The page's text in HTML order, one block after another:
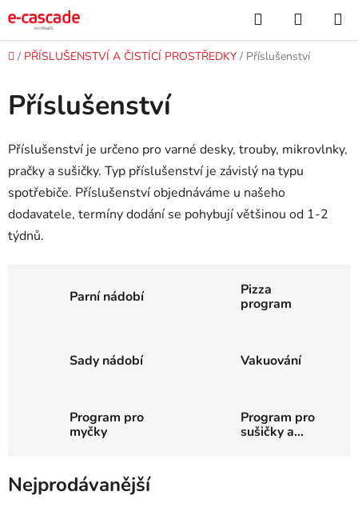
na
obsah
Hledat
KOŠÍK
Domů
/ PŘÍSLUŠENSTVÍ A ČISTÍCÍ PROSTŘEDKY / Příslušenství
Příslušenství
Příslušenství je určeno pro varné desky, trouby, mikrovlnky,
pračky a sušičky. Typ příslušenství je závislý na typu
spotřebiče. Příslušenství objednáváme u našeho
dodavatele, termíny dodání se pohybují většinou od 1-2
týdnů.
Parní nádobí
Pizza
program
Sady nádobí Vakuování
Program pro
myčky
Program pro
sušičky a
Nejprodávanější